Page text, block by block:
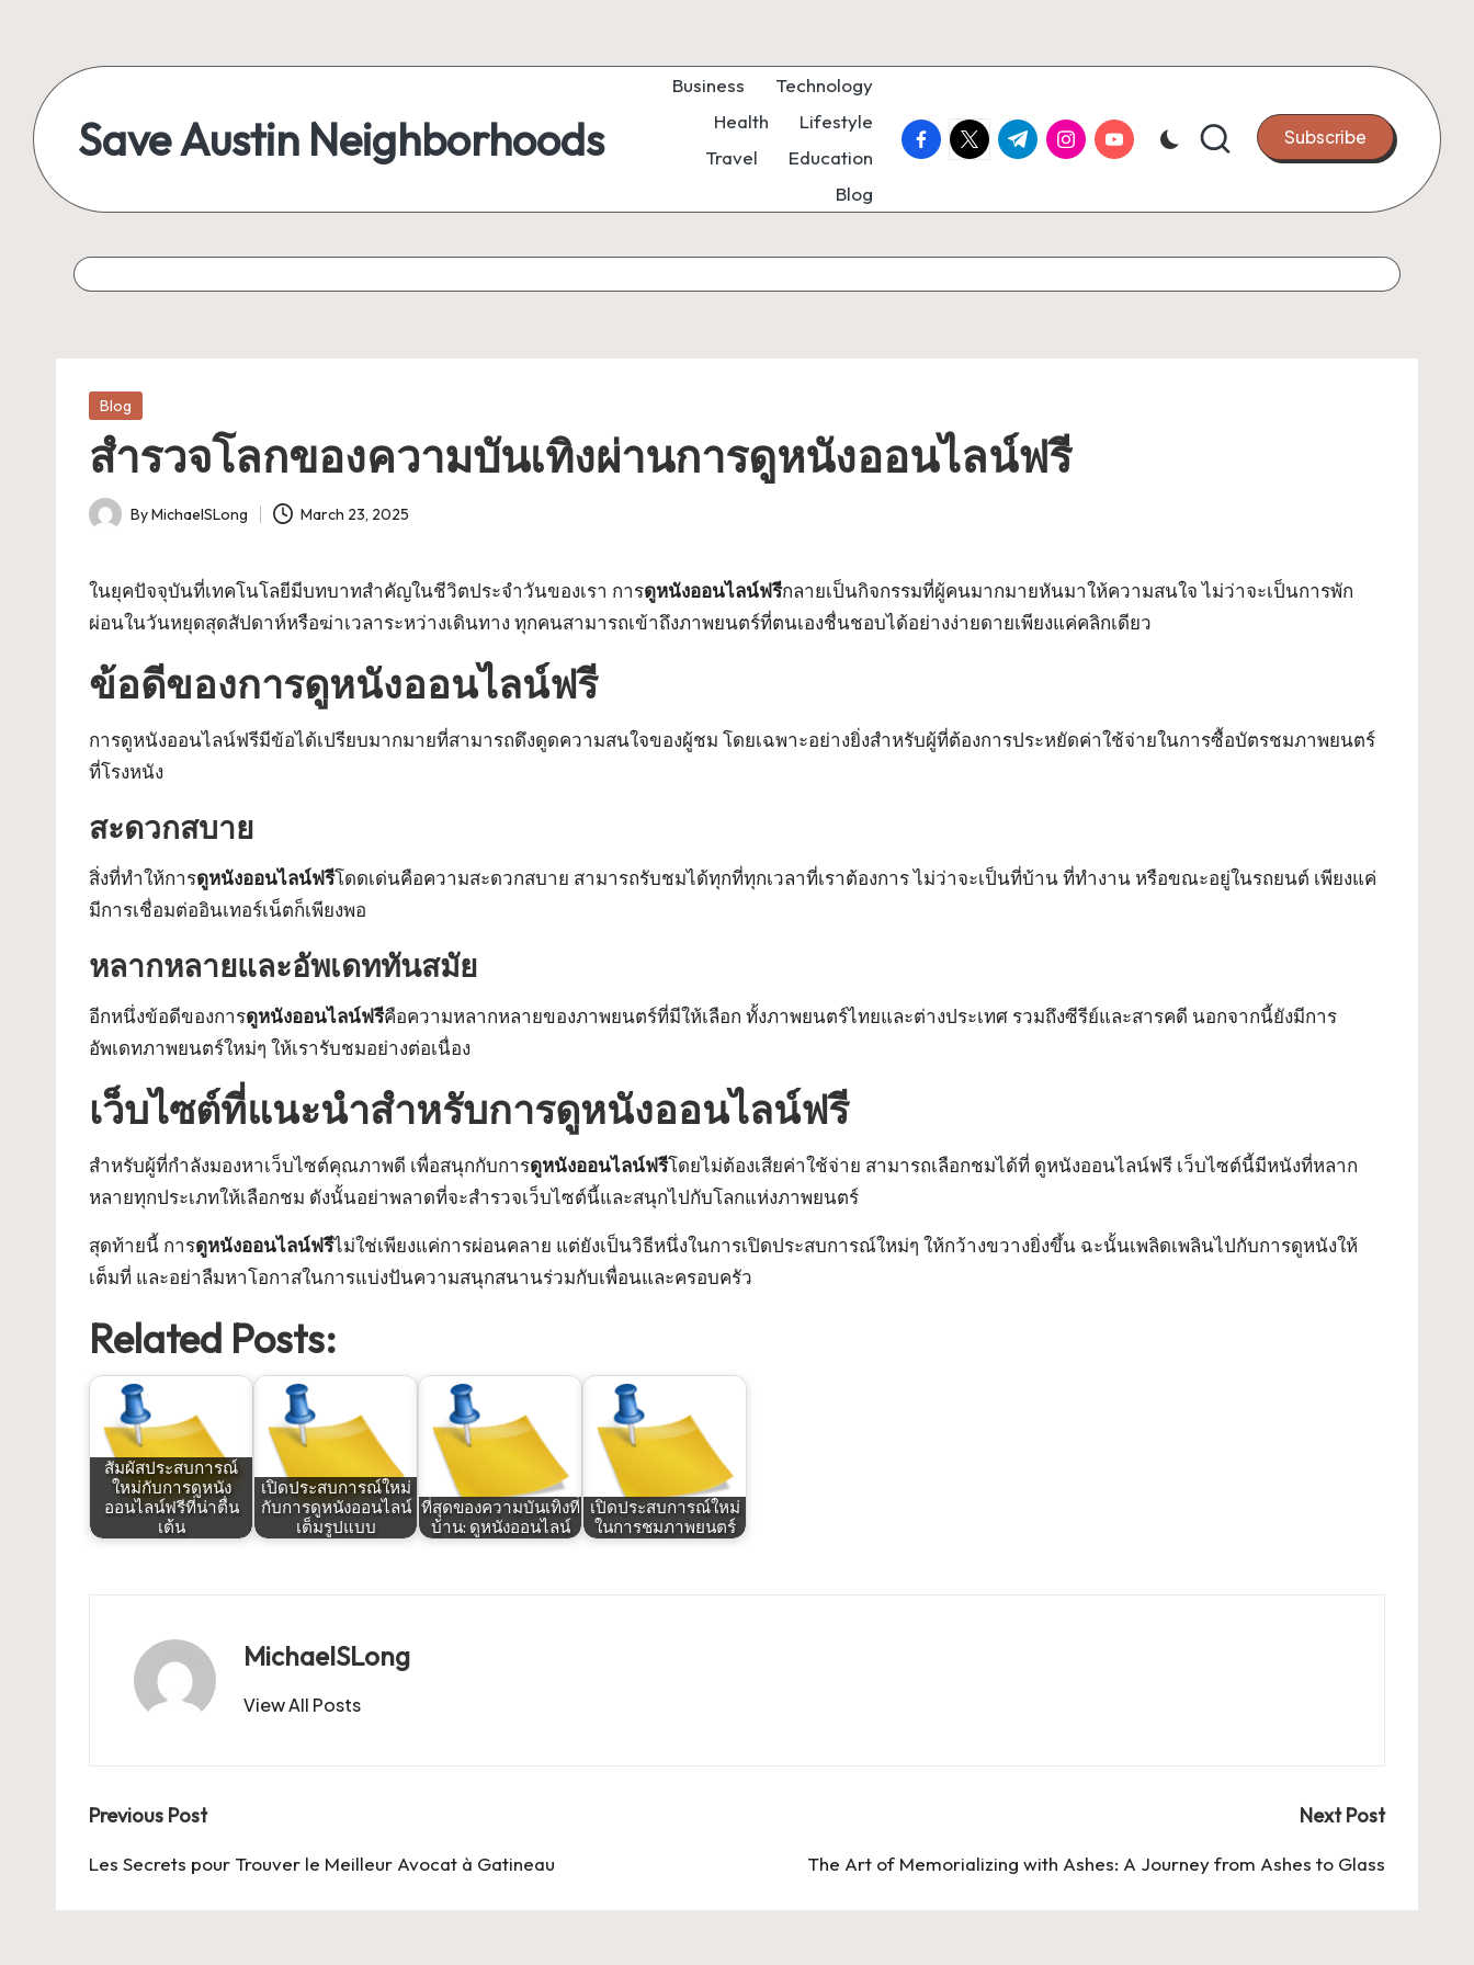
content
Save Austin Neighborhoods
Austin
exploring
Business
Technology
Health
Lifestyle
Travel
Education
Blog
facebook.com
twitter.com
t.me instagram.com
youtube.com Subscribe
Posted
Blog
สำรวจโลกของความบันเทิงผ่านการดูหนังออนไลน์ฟรี
Posted
ByMichaelSLong March 23, 2025
ในยุคปัจจุบันที่เทคโนโลยีมีบทบาทสำคัญในชีวิตประจำวันของเรา การดูหนังออนไลน์ฟรีกลายเป็นกิจกรรมที่ผู้คนมากมายหันมาให้ความสนใจ ไม่ว่าจะเป็นการพัก
ผ่อนในวันหยุดสุดสัปดาห์หรือฆ่าเวลาระหว่างเดินทาง ทุกคนสามารถเข้าถึงภาพยนตร์ที่ตนเองชื่นชอบได้อย่างง่ายดายเพียงแค่คลิกเดียว
ข้อดีของการดูหนังออนไลน์ฟรี
การดูหนังออนไลน์ฟรีมีข้อได้เปรียบมากมายที่สามารถดึงดูดความสนใจของผู้ชม โดยเฉพาะอย่างยิ่งสำหรับผู้ที่ต้องการประหยัดค่าใช้จ่ายในการซื้อบัตรชมภาพยนตร์
ที่โรงหนัง
สะดวกสบาย
สิ่งที่ทำให้การดูหนังออนไลน์ฟรีโดดเด่นคือความสะดวกสบาย สามารถรับชมได้ทุกที่ทุกเวลาที่เราต้องการ ไม่ว่าจะเป็นที่บ้าน ที่ทำงาน หรือขณะอยู่ในรถยนต์ เพียงแค่
มีการเชื่อมต่ออินเทอร์เน็ตก็เพียงพอ
หลากหลายและอัพเดททันสมัย
อีกหนึ่งข้อดีของการดูหนังออนไลน์ฟรีคือความหลากหลายของภาพยนตร์ที่มีให้เลือก ทั้งภาพยนตร์ไทยและต่างประเทศ รวมถึงซีรีย์และสารคดี นอกจากนี้ยังมีการ
อัพเดทภาพยนตร์ใหม่ๆ ให้เรารับชมอย่างต่อเนื่อง
เว็บไซต์ที่แนะนำสำหรับการดูหนังออนไลน์ฟรี
สำหรับผู้ที่กำลังมองหาเว็บไซต์คุณภาพดี เพื่อสนุกกับการดูหนังออนไลน์ฟรีโดยไม่ต้องเสียค่าใช้จ่าย สามารถเลือกชมได้ที่ ดูหนังออนไลน์ฟรี เว็บไซต์นี้มีหนังที่หลาก
หลายทุกประเภทให้เลือกชม ดังนั้นอย่าพลาดที่จะสำรวจเว็บไซต์นี้และสนุกไปกับโลกแห่งภาพยนตร์
สุดท้ายนี้ การดูหนังออนไลน์ฟรีไม่ใช่เพียงแค่การผ่อนคลาย แต่ยังเป็นวิธีหนึ่งในการเปิดประสบการณ์ใหม่ๆ ให้กว้างขวางยิ่งขึ้น ฉะนั้นเพลิดเพลินไปกับการดูหนังให้
เต็มที่ และอย่าลืมหาโอกาสในการแบ่งปันความสนุกสนานร่วมกับเพื่อนและครอบครัว
Related Posts:
สัมผัสประสบการณ์
ใหม่กับการดูหนัง
ออนไลน์ฟรีที่น่าตื่น
เต้น
เปิดประสบการณ์ใหม่
กับการดูหนังออนไลน์
เต็มรูปแบบ
ที่สุดของความบันเทิงที่
บ้าน: ดูหนังออนไลน์
เปิดประสบการณ์ใหม่
ในการชมภาพยนตร์
MichaelSLong
View All Posts
Post
navigation
Previous Post
Les Secrets pour Trouver le Meilleur Avocat à Gatineau
Next Post
The Art of Memorializing with Ashes: A Journey from Ashes to Glass